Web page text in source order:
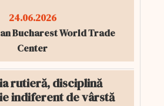
24.06.2026
Bucharest World Trade
Center
rutieră, disciplină
indiferent de vârstă